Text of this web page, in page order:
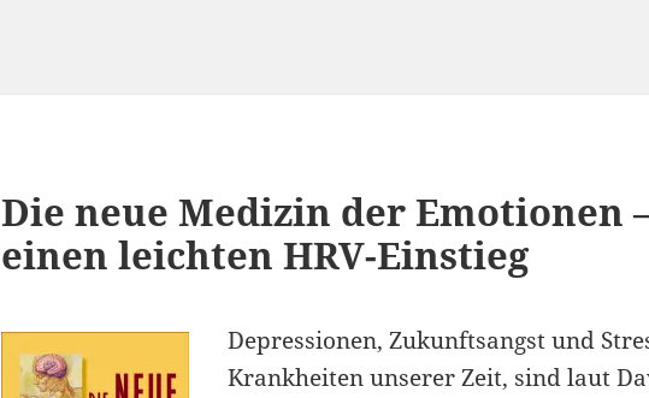
Die neue Medizin der Emotionen
einen leichten HRV-Einstieg
Depressionen, Zukunftsangst und
Krankheiten unserer Zeit, sind laut